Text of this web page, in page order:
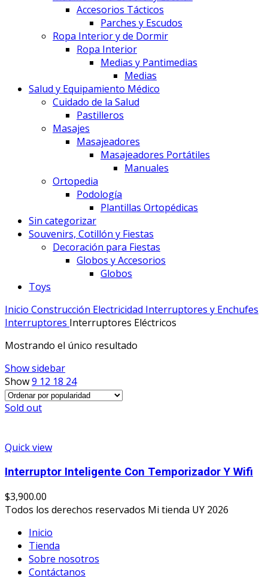
Accesorios Tácticos
Parches y Escudos
Ropa Interior y de Dormir
Ropa Interior
Medias y Pantimedias
Medias
Salud y Equipamiento Médico
Cuidado de la Salud
Pastilleros
Masajes
Masajeadores
Masajeadores Portátiles
Manuales
Ortopedia
Podología
Plantillas Ortopédicas
Sin categorizar
Souvenirs, Cotillón y Fiestas
Decoración para Fiestas
Globos y Accesorios
Globos
Toys
Inicio Construcción Electricidad Interruptores y Enchufes
Interruptores Interruptores Eléctricos
Mostrando el único resultado
Show sidebar
Show9 12 18 24
Sold out
Quick view
Interruptor Inteligente Con Temporizador Y Wifi
$3,900.00
Todos los derechos reservados Mi tienda UY 2026
Inicio
Tienda
Sobre nosotros
Contáctanos